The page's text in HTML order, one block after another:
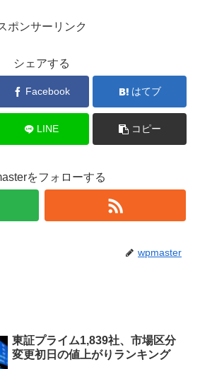
ポンサーリンク
シェアする
Facebook はてブ
LINE コピー
をフォローする
wpmaster
東証プライム1,839社、市場区分
変更初日の値上がりランキング